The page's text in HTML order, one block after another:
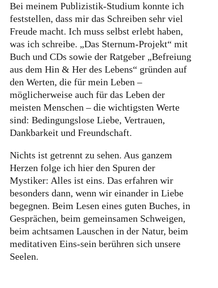
Bei meinem Publizistik-Studium konnte ich
feststellen, dass mir das Schreiben sehr viel
Freude macht. Ich muss selbst erlebt haben,
was ich schreibe. „Das Sternum-Projekt“ mit
Buch und CDs sowie der Ratgeber „Befreiung
aus dem Hin & Her des Lebens“ gründen auf
den Werten, die für mein Leben –
möglicherweise auch für das Leben der
meisten Menschen – die wichtigsten Werte
sind: Bedingungslose Liebe, Vertrauen,
Dankbarkeit und Freundschaft.
Nichts ist getrennt zu sehen. Aus ganzem
Herzen folge ich hier den Spuren der
Mystiker: Alles ist eins. Das erfahren wir
besonders dann, wenn wir einander in Liebe
begegnen. Beim Lesen eines guten Buches, in
Gesprächen, beim gemeinsamen Schweigen,
beim achtsamen Lauschen in der Natur, beim
meditativen Eins-sein berühren sich unsere
Seelen.